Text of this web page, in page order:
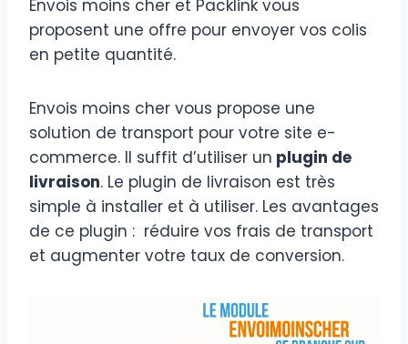
Envois moins cher et Packlink vous
proposent une offre pour envoyer vos colis
en petite quantité.
Envois moins cher vous propose une
solution de transport pour votre site e-
commerce. Il suffit d’utiliser un plugin de
livraison. Le plugin de livraison est très
simple à installer et à utiliser. Les avantages
de ce plugin : réduire vos frais de transport
et augmenter votre taux de conversion.